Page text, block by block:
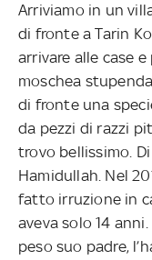
Arriviamo in un
di fronte a Tarin
arrivare alle case
moschea
di fronte una
da pezzi di razzi
trovo bellissimo.
Hamidullah. Nel
fatto irruzione in
aveva solo 14
peso suo padre,